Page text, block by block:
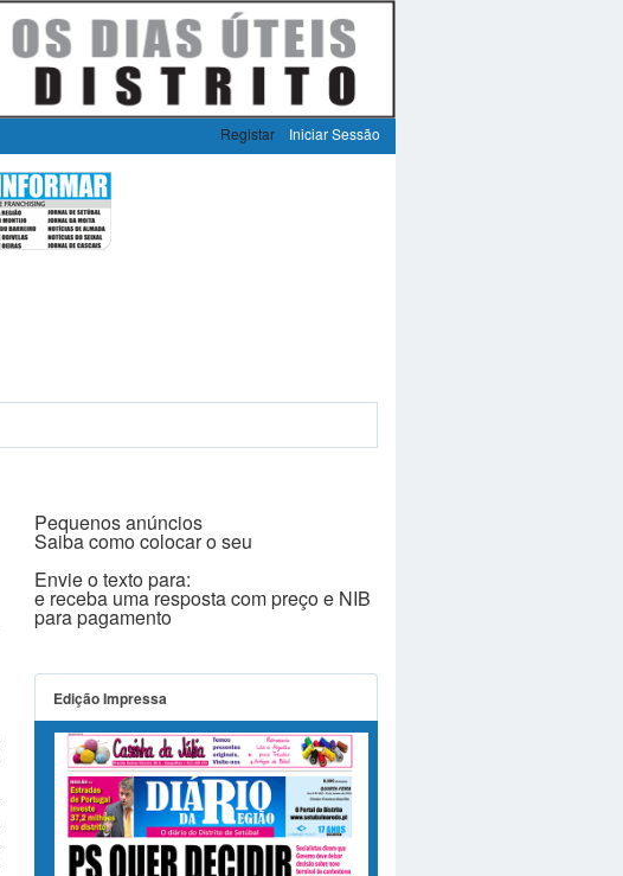
Registar Iniciar Sessão
Pequenos anúncios
Saiba como colocar o seu
Envie o texto para:
e receba uma resposta com preço e NIB
para pagamento
Edição Impressa